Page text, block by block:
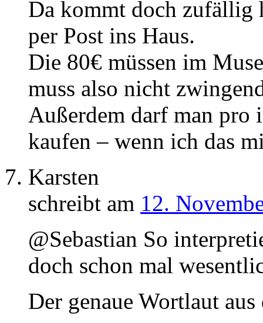
Da kommt doch zufällig
per Post ins Haus.
Die 80€ müssen im
muss also nicht
Außerdem darf man pro
kaufen – wenn ich das
Karsten
schreibt am 12.
@Sebastian So
doch schon mal
Der genaue Wortlaut